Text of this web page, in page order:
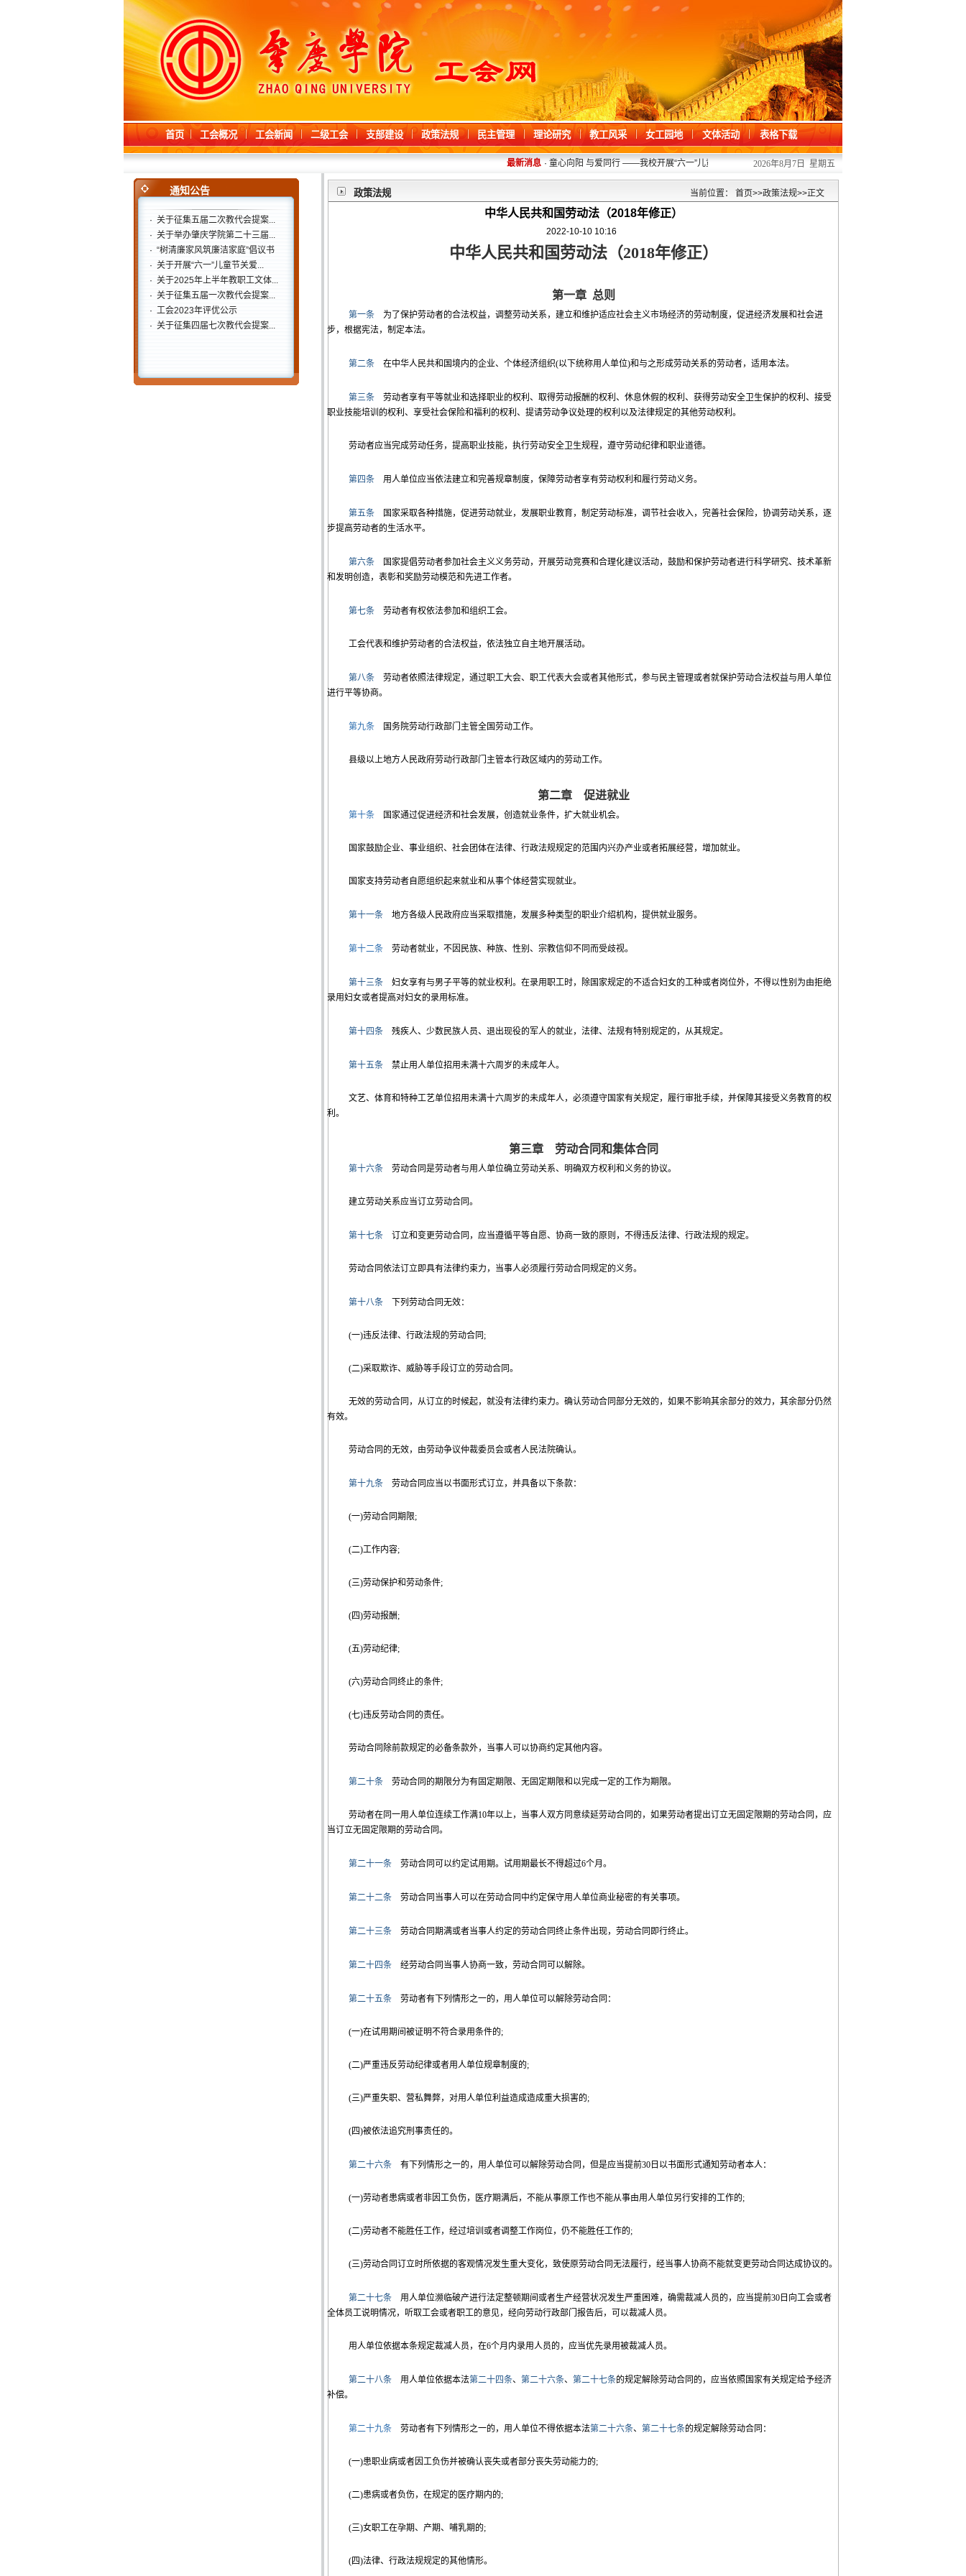
首页 工会概况 工会新闻 二级工会 支部建设 政策法规 民主管理 理论研究 教工风采 女工园地 文体活动 表格下载
最新消息 ·童心向阳 与爱同行 ——我校开展“六一”儿童节关爱活动 2026/06/01 ·凝心聚力办提案 履职担当促发展 ——
2026年8月7日 星期五
通知公告
· 关于征集五届二次教代会提案...
· 关于举办肇庆学院第二十三届...
· “树清廉家风筑廉洁家庭”倡议书
· 关于开展“六一”儿童节关爱...
· 关于2025年上半年教职工文体...
· 关于征集五届一次教代会提案...
· 工会2023年评优公示
· 关于征集四届七次教代会提案...
政策法规 当前位置： 首页>>政策法规>>正文
中华人民共和国劳动法（2018年修正）
2022-10-10 10:16
中华人民共和国劳动法（2018年修正）
第一章 总则
第一条 为了保护劳动者的合法权益，调整劳动关系，建立和维护适应社会主义市场经济的劳动制度，促进经济发展和社会进
步，根据宪法，制定本法。
第二条 在中华人民共和国境内的企业、个体经济组织(以下统称用人单位)和与之形成劳动关系的劳动者，适用本法。
第三条 劳动者享有平等就业和选择职业的权利、取得劳动报酬的权利、休息休假的权利、获得劳动安全卫生保护的权利、接受
职业技能培训的权利、享受社会保险和福利的权利、提请劳动争议处理的权利以及法律规定的其他劳动权利。
劳动者应当完成劳动任务，提高职业技能，执行劳动安全卫生规程，遵守劳动纪律和职业道德。
第四条 用人单位应当依法建立和完善规章制度，保障劳动者享有劳动权利和履行劳动义务。
第五条 国家采取各种措施，促进劳动就业，发展职业教育，制定劳动标准，调节社会收入，完善社会保险，协调劳动关系，逐
步提高劳动者的生活水平。
第六条 国家提倡劳动者参加社会主义义务劳动，开展劳动竞赛和合理化建议活动，鼓励和保护劳动者进行科学研究、技术革新
和发明创造，表彰和奖励劳动模范和先进工作者。
第七条 劳动者有权依法参加和组织工会。
工会代表和维护劳动者的合法权益，依法独立自主地开展活动。
第八条 劳动者依照法律规定，通过职工大会、职工代表大会或者其他形式，参与民主管理或者就保护劳动合法权益与用人单位
进行平等协商。
第九条 国务院劳动行政部门主管全国劳动工作。
县级以上地方人民政府劳动行政部门主管本行政区域内的劳动工作。
第二章 促进就业
第十条 国家通过促进经济和社会发展，创造就业条件，扩大就业机会。
国家鼓励企业、事业组织、社会团体在法律、行政法规规定的范围内兴办产业或者拓展经营，增加就业。
国家支持劳动者自愿组织起来就业和从事个体经营实现就业。
第十一条 地方各级人民政府应当采取措施，发展多种类型的职业介绍机构，提供就业服务。
第十二条 劳动者就业，不因民族、种族、性别、宗教信仰不同而受歧视。
第十三条 妇女享有与男子平等的就业权利。在录用职工时，除国家规定的不适合妇女的工种或者岗位外，不得以性别为由拒绝
录用妇女或者提高对妇女的录用标准。
第十四条 残疾人、少数民族人员、退出现役的军人的就业，法律、法规有特别规定的，从其规定。
第十五条 禁止用人单位招用未满十六周岁的未成年人。
文艺、体育和特种工艺单位招用未满十六周岁的未成年人，必须遵守国家有关规定，履行审批手续，并保障其接受义务教育的权
利。
第三章 劳动合同和集体合同
第十六条 劳动合同是劳动者与用人单位确立劳动关系、明确双方权利和义务的协议。
建立劳动关系应当订立劳动合同。
第十七条 订立和变更劳动合同，应当遵循平等自愿、协商一致的原则，不得违反法律、行政法规的规定。
劳动合同依法订立即具有法律约束力，当事人必须履行劳动合同规定的义务。
第十八条 下列劳动合同无效：
(一)违反法律、行政法规的劳动合同;
(二)采取欺诈、威胁等手段订立的劳动合同。
无效的劳动合同，从订立的时候起，就没有法律约束力。确认劳动合同部分无效的，如果不影响其余部分的效力，其余部分仍然
有效。
劳动合同的无效，由劳动争议仲裁委员会或者人民法院确认。
第十九条 劳动合同应当以书面形式订立，并具备以下条款：
(一)劳动合同期限;
(二)工作内容;
(三)劳动保护和劳动条件;
(四)劳动报酬;
(五)劳动纪律;
(六)劳动合同终止的条件;
(七)违反劳动合同的责任。
劳动合同除前款规定的必备条款外，当事人可以协商约定其他内容。
第二十条 劳动合同的期限分为有固定期限、无固定期限和以完成一定的工作为期限。
劳动者在同一用人单位连续工作满10年以上，当事人双方同意续延劳动合同的，如果劳动者提出订立无固定限期的劳动合同，应
当订立无固定限期的劳动合同。
第二十一条 劳动合同可以约定试用期。试用期最长不得超过6个月。
第二十二条 劳动合同当事人可以在劳动合同中约定保守用人单位商业秘密的有关事项。
第二十三条 劳动合同期满或者当事人约定的劳动合同终止条件出现，劳动合同即行终止。
第二十四条 经劳动合同当事人协商一致，劳动合同可以解除。
第二十五条 劳动者有下列情形之一的，用人单位可以解除劳动合同：
(一)在试用期间被证明不符合录用条件的;
(二)严重违反劳动纪律或者用人单位规章制度的;
(三)严重失职、营私舞弊，对用人单位利益造成造成重大损害的;
(四)被依法追究刑事责任的。
第二十六条 有下列情形之一的，用人单位可以解除劳动合同，但是应当提前30日以书面形式通知劳动者本人：
(一)劳动者患病或者非因工负伤，医疗期满后，不能从事原工作也不能从事由用人单位另行安排的工作的;
(二)劳动者不能胜任工作，经过培训或者调整工作岗位，仍不能胜任工作的;
(三)劳动合同订立时所依据的客观情况发生重大变化，致使原劳动合同无法履行，经当事人协商不能就变更劳动合同达成协议的。
第二十七条 用人单位濒临破产进行法定整顿期间或者生产经营状况发生严重困难，确需裁减人员的，应当提前30日向工会或者
全体员工说明情况，听取工会或者职工的意见，经向劳动行政部门报告后，可以裁减人员。
用人单位依据本条规定裁减人员，在6个月内录用人员的，应当优先录用被裁减人员。
第二十八条 用人单位依据本法第二十四条、 第二十六条、 第二十七条的规定解除劳动合同的，应当依照国家有关规定给予经济
补偿。
第二十九条 劳动者有下列情形之一的，用人单位不得依据本法第二十六条、 第二十七条的规定解除劳动合同：
(一)患职业病或者因工负伤并被确认丧失或者部分丧失劳动能力的;
(二)患病或者负伤，在规定的医疗期内的;
(三)女职工在孕期、产期、哺乳期的;
(四)法律、行政法规规定的其他情形。